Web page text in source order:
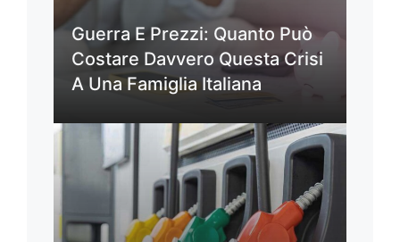
Guerra E Prezzi: Quanto Può
Costare Davvero Questa Crisi
A Una Famiglia Italiana